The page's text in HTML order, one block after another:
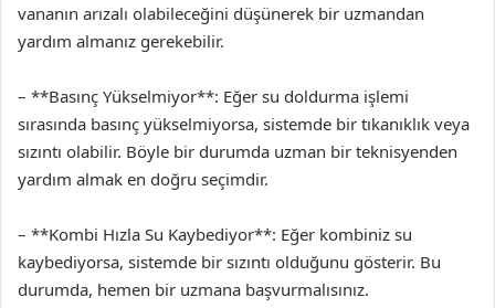
vananın arızalı olabileceğini düşünerek bir uzmandan
yardım almanız gerekebilir.
– **Basınç Yükselmiyor**: Eğer su doldurma işlemi
sırasında basınç yükselmiyorsa, sistemde bir tıkanıklık veya
sızıntı olabilir. Böyle bir durumda uzman bir teknisyenden
yardım almak en doğru seçimdir.
– **Kombi Hızla Su Kaybediyor**: Eğer kombiniz su
kaybediyorsa, sistemde bir sızıntı olduğunu gösterir. Bu
durumda, hemen bir uzmana başvurmalısınız.